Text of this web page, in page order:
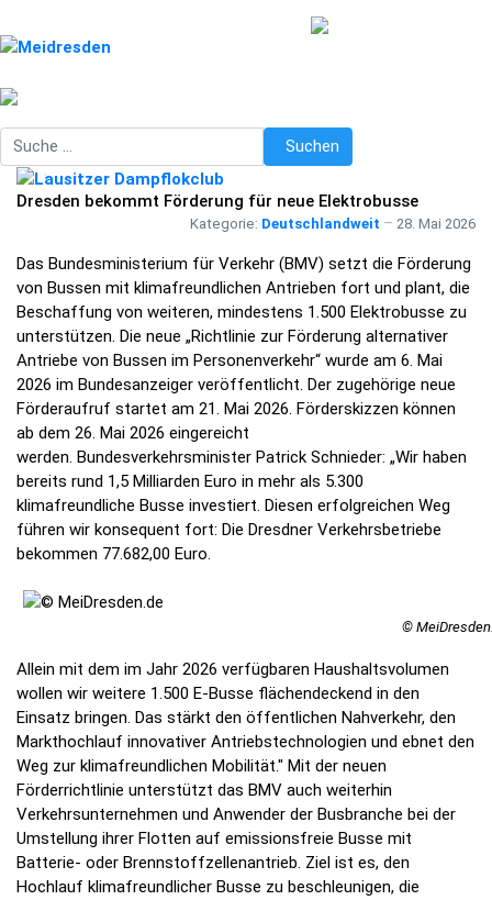
Suchen Suchen
Dresden bekommt Förderung für neue Elektrobusse
Kategorie: Deutschlandweit 28. Mai 2026
Das Bundesministerium für Verkehr (BMV) setzt die Förderung
von Bussen mit klimafreundlichen Antrieben fort und plant, die
Beschaffung von weiteren, mindestens 1.500 Elektrobusse zu
unterstützen. Die neue „Richtlinie zur Förderung alternativer
Antriebe von Bussen im Personenverkehr“ wurde am 6. Mai
2026 im Bundesanzeiger veröffentlicht. Der zugehörige neue
Förderaufruf startet am 21. Mai 2026. Förderskizzen können
ab dem 26. Mai 2026 eingereicht
werden. Bundesverkehrsminister Patrick Schnieder: „Wir haben
bereits rund 1,5 Milliarden Euro in mehr als 5.300
klimafreundliche Busse investiert. Diesen erfolgreichen Weg
führen wir konsequent fort: Die Dresdner Verkehrsbetriebe
bekommen 77.682,00 Euro.
©
Allein mit dem im Jahr 2026 verfügbaren Haushaltsvolumen
wollen wir weitere 1.500 E-Busse flächendeckend in den
Einsatz bringen. Das stärkt den öffentlichen Nahverkehr, den
Markthochlauf innovativer Antriebstechnologien und ebnet den
Weg zur klimafreundlichen Mobilität." Mit der neuen
Förderrichtlinie unterstützt das BMV auch weiterhin
Verkehrsunternehmen und Anwender der Busbranche bei der
Umstellung ihrer Flotten auf emissionsfreie Busse mit
Batterie- oder Brennstoffzellenantrieb. Ziel ist es, den
Hochlauf klimafreundlicher Busse zu beschleunigen, die